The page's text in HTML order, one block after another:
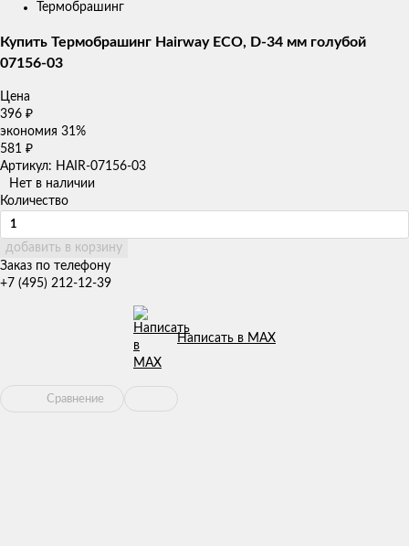
Термобрашинг
Купить Термобрашинг Hairway ECO, D-34 мм голубой
07156-03
Цена
396 ₽
экономия 31%
581 ₽
Артикул: HAIR-07156-03
Нет в наличии
Количество
добавить в корзину
Заказ по телефону
+7 (495) 212-12-39
Написать в MAX
Сравнение